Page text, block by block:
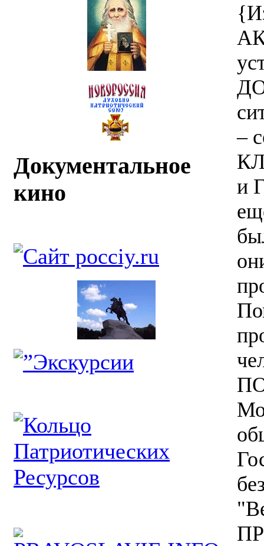
Документальное
кино
–
и